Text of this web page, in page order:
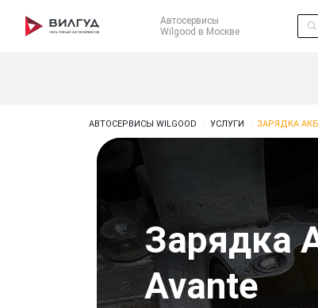
Автосервисы
Wilgood в Москве
АВТОСЕРВИСЫ WILGOOD УСЛУГИ ЗАРЯДКА АКБ
Зарядка
Avante